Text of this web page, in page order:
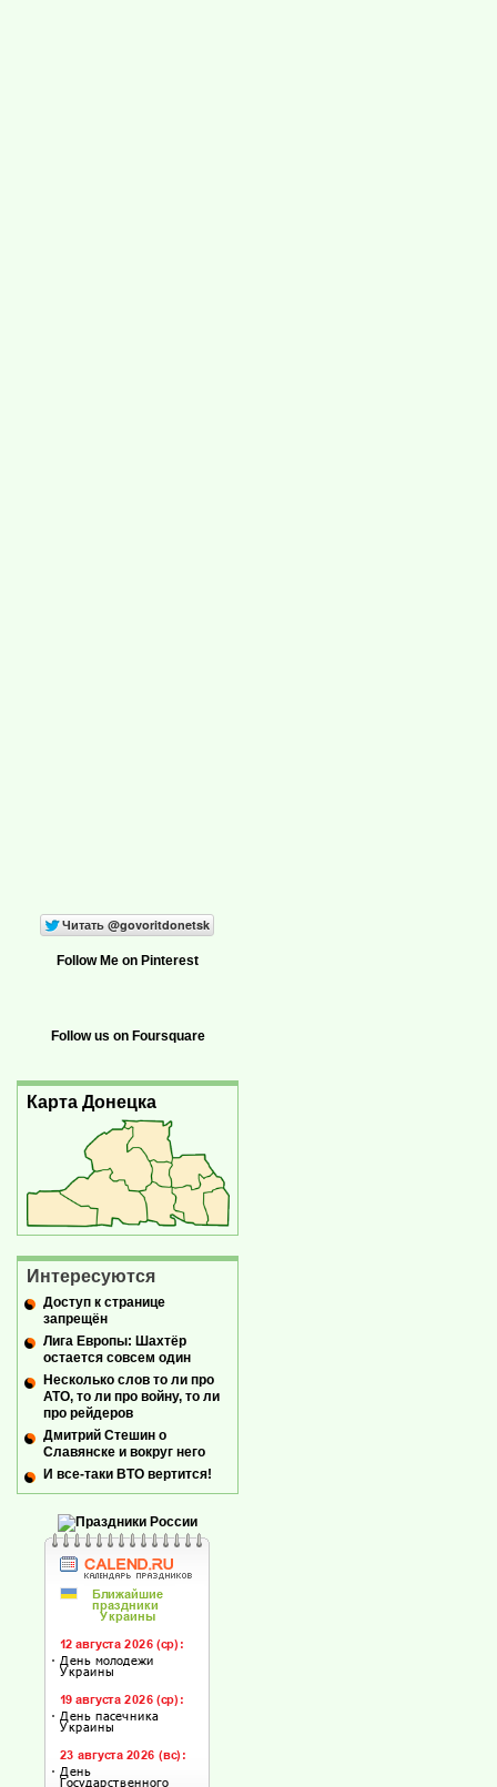
Follow Me on Pinterest
Follow us on Foursquare
Карта Донецка
Интересуются
Доступ к странице
запрещён
Лига Европы: Шахтёр
остается совсем один
Несколько слов то ли про
АТО, то ли про войну, то ли
про рейдеров
Дмитрий Стешин о
Славянске и вокруг него
И все-таки ВТО вертится!